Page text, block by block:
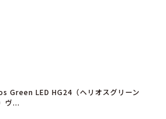
Green LED HG24（ヘリオスグリーン
ヴ...